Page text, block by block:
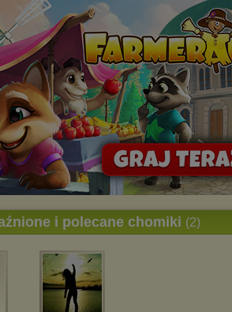
i polecane chomiki (2)